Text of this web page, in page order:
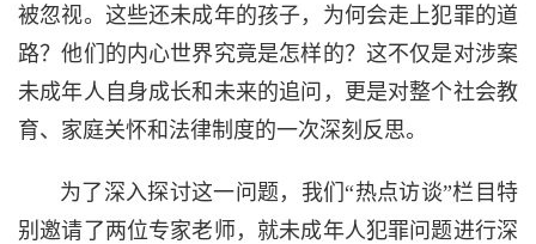
被忽视。这些还未成年的孩子，为何会走上犯罪的道
路？他们的内心世界究竟是怎样的？这不仅是对涉案
未成年人自身成长和未来的追问，更是对整个社会教
育、家庭关怀和法律制度的一次深刻反思。
为了深入探讨这一问题，我们“热点访谈”栏目特
别邀请了两位专家老师，就未成年人犯罪问题进行深